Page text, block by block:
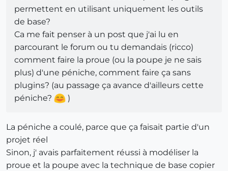
permettent en utilisant uniquement les outils
de base?
Ca me fait penser à un post que j'ai lu en
parcourant le forum ou tu demandais (ricco)
comment faire la proue (ou la poupe je ne sais
plus) d'une péniche, comment faire ça sans
plugins? (au passage ça avance d'ailleurs cette
péniche?
)
La péniche a coulé, parce que ça faisait partie d'un
projet réel
Sinon, j' avais parfaitement réussi à modéliser la
proue et la poupe avec la technique de base copier